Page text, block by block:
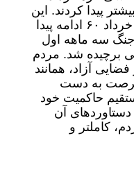
پیدا کردند. این
وضعیت تا سرکوب خشن ۳۰ خرداد ۶۰ ادامه پیدا
جنگ سه ماهه اول
برچیده شد. مردم
آزاد، همانند
بعد از انقلاب ۵۷ فرصت به دست
حاکمیت خود
دستاوردهای آن
کاملتر و